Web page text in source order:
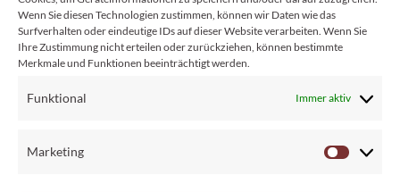
Wenn Sie diesen Technologien zustimmen, können wir Daten wie das
Surfverhalten oder eindeutige IDs auf dieser Website verarbeiten. Wenn Sie
Ihre Zustimmung nicht erteilen oder zurückziehen, können bestimmte
Merkmale und Funktionen beeinträchtigt werden.
Funktional Immer aktiv
Marketing
ausgebildete Fachberaterin für
Hochsensibilität.
Aus meiner 18-jährigen Arbeit im
Personalbereich weiß ich, dass „höher,
Maß aller Dinge ist.
Gesundheitsförderung,